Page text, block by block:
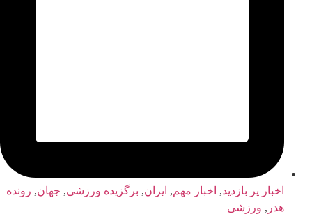
اخبار پر بازدید, اخبار مهم, ایران, برگزیده ورزشی, جهان, رونده
هدر , ورزشی